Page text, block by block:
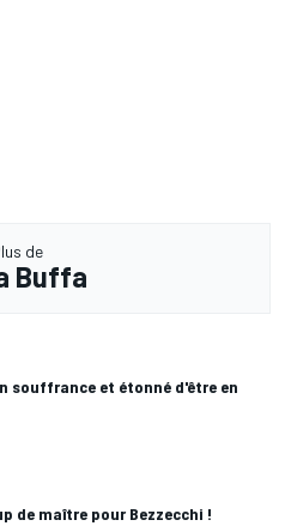
de
Buffa
souffrance et étonné d'être en
de maître pour Bezzecchi !